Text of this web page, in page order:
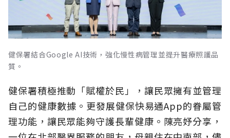
健保署結合Google AI技術，強化慢性病管理並提升醫療照護品
質。
健保署積極推動「賦權於民」，讓民眾擁有並管理
自己的健康數據。更發展健保快易通App的眷屬管
理功能，讓民眾能夠守護長輩健康。陳亮妤分享，